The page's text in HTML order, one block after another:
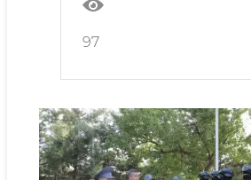
97